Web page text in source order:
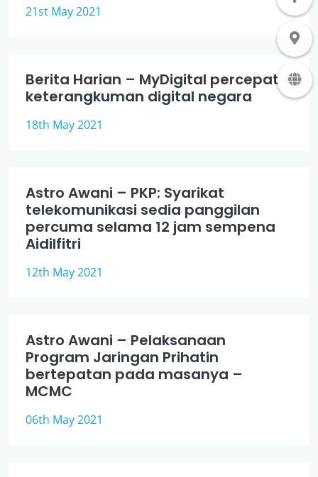
21st May 2021
Berita Harian – MyDigital percepat
keterangkuman digital negara
18th May 2021
Astro Awani – PKP: Syarikat
telekomunikasi sedia panggilan
percuma selama 12 jam sempena
Aidilfitri
12th May 2021
Astro Awani – Pelaksanaan
Program Jaringan Prihatin
bertepatan pada masanya –
MCMC
06th May 2021